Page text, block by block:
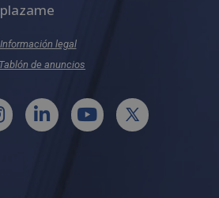
Información legal
Tablón de anuncios